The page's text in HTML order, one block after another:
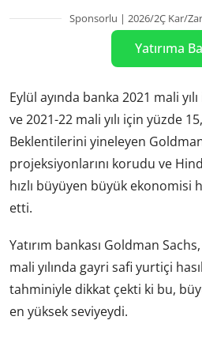
Sponsorlu | 2026/2Ç Kar/
Yatırıma
Eylül ayında banka 2021 mali
ve 2021-22 mali yılı için yüzde
Beklentilerini yineleyen
projeksiyonlarını korudu ve
hızlı büyüyen büyük ekonomisi
etti.
Yatırım bankası Goldman
mali yılında gayri safi yurtiçi
tahminiyle dikkat çekti ki bu,
en yüksek seviyeydi.